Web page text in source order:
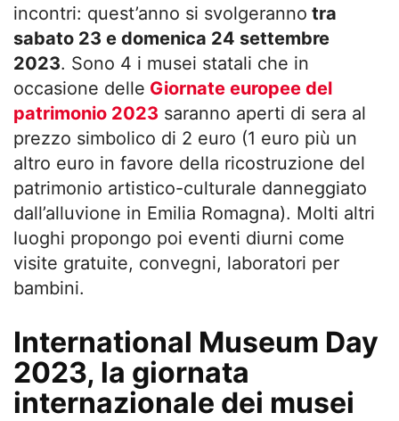
incontri: quest’anno si svolgeranno tra
sabato 23 e domenica 24 settembre
2023. Sono 4 i musei statali che in
occasione delle Giornate europee del
patrimonio 2023 saranno aperti di sera al
prezzo simbolico di 2 euro (1 euro più un
altro euro in favore della ricostruzione del
patrimonio artistico-culturale danneggiato
dall’alluvione in Emilia Romagna). Molti altri
luoghi propongo poi eventi diurni come
visite gratuite, convegni, laboratori per
bambini.
International Museum Day
2023, la giornata
internazionale dei musei